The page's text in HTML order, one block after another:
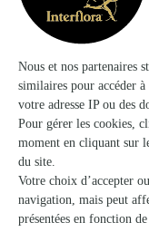
Coeur de Fleurs
Belfort
★★
152, avenue Jean Jaurès
Voir la boutique